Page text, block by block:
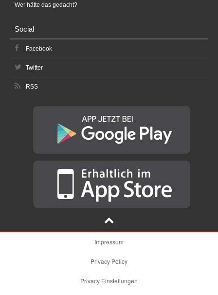
Wer hätte das gedacht?
Social
Facebook
Twitter
RSS
Impressum
Privacy Policy
Privacy Einstellungen